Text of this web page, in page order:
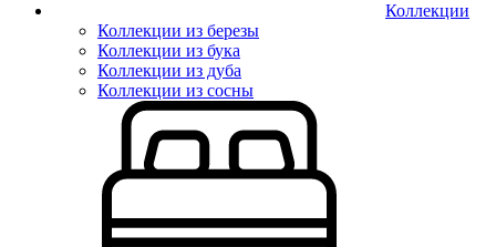
Коллекции
Коллекции из березы
Коллекции из бука
Коллекции из дуба
Коллекции из сосны